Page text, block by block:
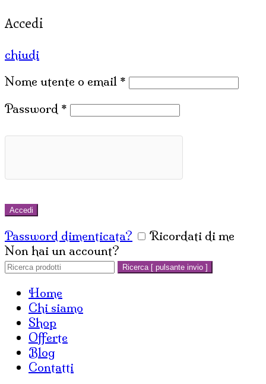
Accedi
chiudi
Nome utente o email *
Password *
Accedi
Password dimenticata?
Ricordati di me
Non hai un account?
Cerca:
Ricerca [ pulsante invio ]
Home
Chi siamo
Shop
Offerte
Blog
Contatti